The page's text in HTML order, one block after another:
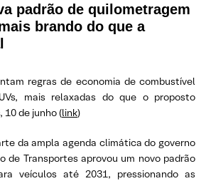
padrão de quilometragem
brando do que a
regras de economia de combustível
mais relaxadas do que o proposto
10 de junho (link)
da ampla agenda climática do governo
de Transportes aprovou um novo padrão
veículos até 2031, pressionando as